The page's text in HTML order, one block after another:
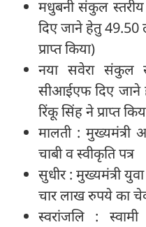
मधुबनी संकुल
दिए जाने हेतु 49.50
प्राप्त किया)
नया सवेरा संकुल
सीआईएफ दिए
रिंकू सिंह ने प्राप्त
मालती : मुख्यमंत्री
चाबी व स्वीकृति पत्र
सुधीर : मुख्यमंत्री
चार लाख रुपये का
स्वरांजलि :